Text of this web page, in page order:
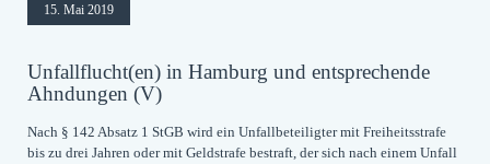
15. Mai 2019
Unfallflucht(en) in Hamburg und entsprechende
Ahndungen (V)
Nach § 142 Absatz 1 StGB wird ein Unfallbeteiligter mit Freiheitsstrafe
bis zu drei Jahren oder mit Geldstrafe bestraft, der sich nach einem Unfall